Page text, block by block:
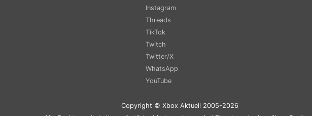
Instagram
Threads
TikTok
Twitch
Twitter/X
WhatsApp
YouTube
Copyright © Xbox Aktuell 2005-2026